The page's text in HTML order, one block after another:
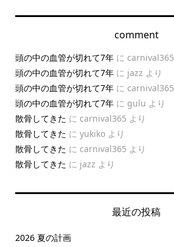
comment
頭の中の血管が切れて7年に carnival365
頭の中の血管が切れて7年に jazz より
頭の中の血管が切れて7年に carnival365
頭の中の血管が切れて7年に gulu より
散骨してきた に carnival365 より
散骨してきた に yukikoより
散骨してきた に carnival365 より
散骨してきた に jazz より
最近の投稿
2026 夏の計画